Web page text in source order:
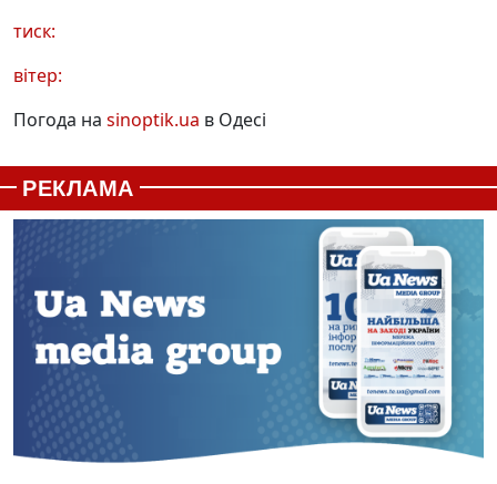
тиск:
вітер:
Погода на sinoptik.ua в Одесі
РЕКЛАМА